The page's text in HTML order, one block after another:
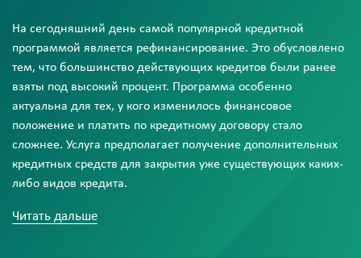
На сегодняшний день самой популярной кредитной
программой является рефинансирование. Это обусловлено
тем, что большинство действующих кредитов были ранее
взяты под высокий процент. Программа особенно
актуальна для тех, у кого изменилось финансовое
положение и платить по кредитному договору стало
сложнее. Услуга предполагает получение дополнительных
кредитных средств для закрытия уже существующих каких-
либо видов кредита.
Основное преимущество — объединение всех кредитных
Читать дальше